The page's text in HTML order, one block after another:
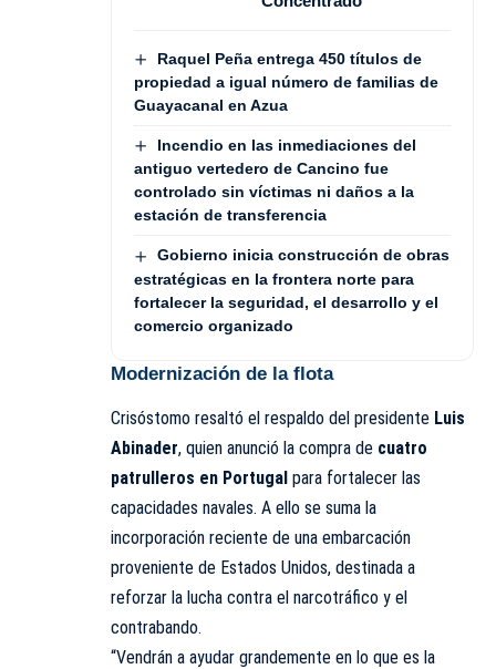
Raquel Peña entrega 450 títulos de
propiedad a igual número de familias de
Guayacanal en Azua
Incendio en las inmediaciones del
antiguo vertedero de Cancino fue
controlado sin víctimas ni daños a la
estación de transferencia
Gobierno inicia construcción de obras
estratégicas en la frontera norte para
fortalecer la seguridad, el desarrollo y el
comercio organizado
Modernización de la flota
Crisóstomo resaltó el respaldo del presidente Luis
Abinader, quien anunció la compra de cuatro
patrulleros en Portugal para fortalecer las
capacidades navales. A ello se suma la
incorporación reciente de una embarcación
proveniente de Estados Unidos, destinada a
reforzar la lucha contra el narcotráfico y el
contrabando.
“Vendrán a ayudar grandemente en lo que es la